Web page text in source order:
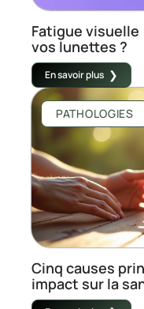
Fatigue
vos lunettes ?
En savoir plus
PATHOLOGIES
Cinq causes
impact sur la